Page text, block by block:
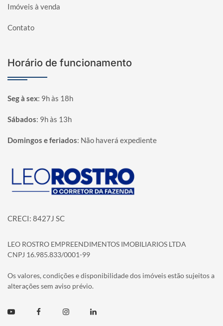
Imóveis à venda
Contato
Horário de funcionamento
Seg à sex: 9h às 18h
Sábados: 9h às 13h
Domingos e feriados: Não haverá expediente
Página inicial
CRECI: 8427J SC
LEO ROSTRO EMPREENDIMENTOS IMOBILIARIOS LTDA
CNPJ 16.985.833/0001-99
Os valores, condições e disponibilidade dos imóveis estão sujeitos a
alterações sem aviso prévio.
Youtube FacebookInstagramLinkedin